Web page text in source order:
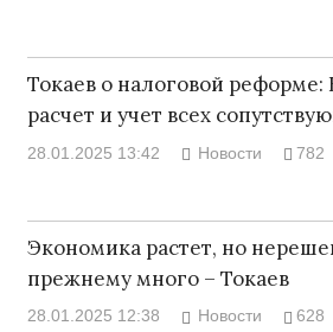
Токаев о налоговой
расчет и учет всех
28.01.2025 13:42 Новости 782
Экономика растет, но
прежнему много – Токаев
28.01.2025 12:38 Новости 628